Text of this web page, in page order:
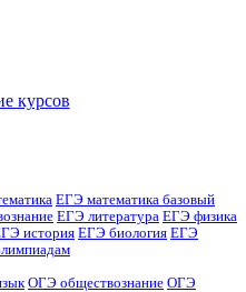
курсов
ЕГЭ математика базовый
ЕГЭ литература ЕГЭ физика
история ЕГЭ биология ЕГЭ
ОГЭ обществознание ОГЭ